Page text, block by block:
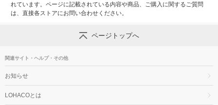
れています。ページに記載されている内容や商品、ご購入に関するご質問
は、直接各ストアにお問い合わせください。
ページトップへ
関連サイト・ヘルプ・その他
お知らせ
LOHACOとは